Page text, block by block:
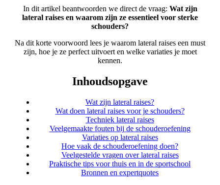
In dit artikel beantwoorden we direct de vraag: Wat zijn
lateral raises en waarom zijn ze essentieel voor sterke
schouders?
Na dit korte voorwoord lees je waarom lateral raises een must
zijn, hoe je ze perfect uitvoert en welke variaties je moet
kennen.
Inhoudsopgave
Wat zijn lateral raises?
Wat doen lateral raises voor je schouders?
Techniek lateral raises
Veelgemaakte fouten bij de schouderoefening
Variaties op lateral raises
Hoe vaak de schouderoefening doen?
Veelgestelde vragen over lateral raises
Praktische tips voor thuis en in de sportschool
Bronnen en expertquotes